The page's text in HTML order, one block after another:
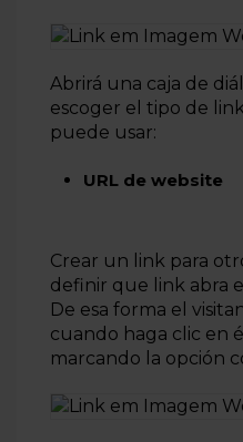
Abrirá una caja de
escoger el tipo de
puede usar:
URL de website
Crear un link para
definir que link abra
De esa forma el
cuando haga clic en
marcando la opción